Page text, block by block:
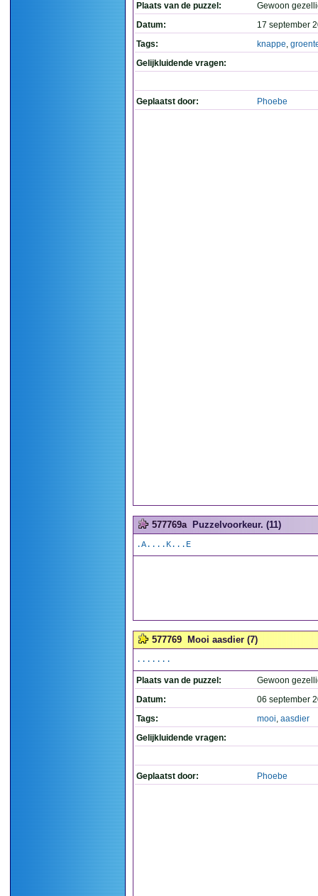
Plaats van de puzzel:
Gewoon
Datum:
17 september
Tags:
knappe,
Gelijkluidende vragen:
Geplaatst door: Phoebe
577769a Puzzelvoorkeur. (11)
.A....K...E
577769 Mooi aasdier (7)
.......
Plaats van de puzzel:
Gewoon
Datum:
06 september
Tags:
mooi, aasdier
Gelijkluidende vragen:
Geplaatst door: Phoebe